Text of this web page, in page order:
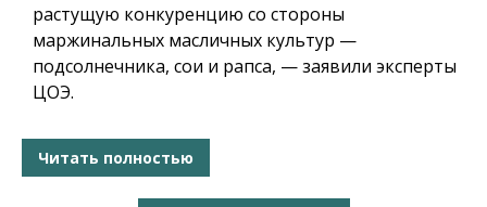
растущую конкуренцию со стороны
маржинальных масличных культур —
подсолнечника, сои и рапса, — заявили эксперты
ЦОЭ.
Читать полностью